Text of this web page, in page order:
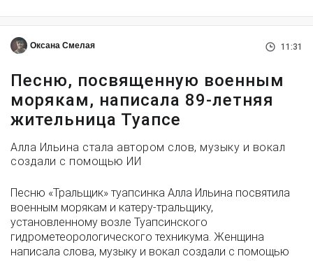
Оксана Смелая 11:31
Песню, посвященную военным
морякам, написала 89-летняя
жительница Туапсе
Алла Ильина стала автором слов, музыку и вокал
создали с помощью ИИ
Песню «Тральщик» туапсинка Алла Ильина посвятила
военным морякам и катеру-тральщику,
установленному возле Туапсинского
гидрометеорологического техникума. Женщина
написала слова, музыку и вокал создали с помощью